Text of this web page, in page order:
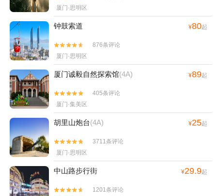
厦门·思明区
钟鼓索道 ¥80起


876条评论
厦门·思明区
厦门诚毅自然探索馆(4A) ¥89起


405条评论
厦门·集美区
胡里山炮台(4A) ¥25起


3711条评论
厦门·思明区
中山路步行街 ¥29.9起

 1201条评论